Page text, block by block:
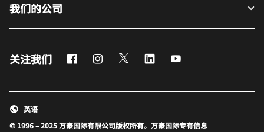
我们的公司
关注我们 FacebookInstagram
Twitter LinkedIn
© 1996 – 2025 万豪国际有限公司版权所有。万豪国际专有信息
英语